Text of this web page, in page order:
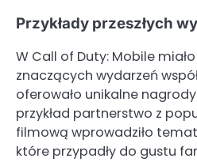
Przykłady przeszłych
W Call of Duty: Mobile
znaczących wydarzeń
oferowało unikalne
przykład partnerstwo z
filmową wprowadziło
które przypadły do gustu